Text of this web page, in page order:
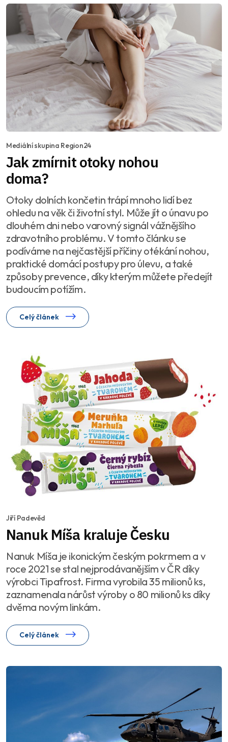
Mediální skupina Region24
Jak zmírnit otoky nohou
doma?
Otoky dolních končetin trápí mnoho lidí bez
ohledu na věk či životní styl. Může jít o únavu po
dlouhém dni nebo varovný signál vážnějšího
zdravotního problému. V tomto článku se
podíváme na nejčastější příčiny otékání nohou,
praktické domácí postupy pro úlevu, a také
způsoby prevence, díky kterým můžete předejít
budoucím potížím.
Celý článek
Jiří Padevěd
Nanuk Míša kraluje Česku
Nanuk Míša je ikonickým českým pokrmem a v
roce 2021 se stal nejprodávanějším v ČR díky
výrobci Tipafrost. Firma vyrobila 35 milionů ks,
zaznamenala nárůst výroby o 80 milionů ks díky
dvěma novým linkám.
Celý článek